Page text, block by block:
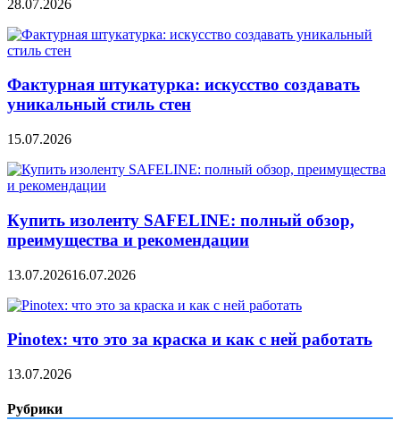
28.07.2026
Фактурная штукатурка: искусство создавать
уникальный стиль стен
15.07.2026
Купить изоленту SAFELINE: полный обзор,
преимущества и рекомендации
13.07.202616.07.2026
Pinotex: что это за краска и как с ней работать
13.07.2026
Рубрики